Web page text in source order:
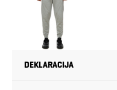
DEKLARACIJA